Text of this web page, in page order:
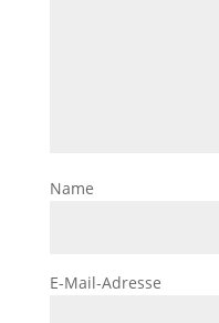
Name
E-Mail-Adresse